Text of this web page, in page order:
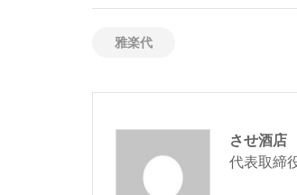
雅楽代
させ酒店
代表取締